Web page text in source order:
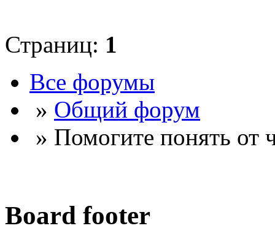
Страниц: 1
Все форумы
» Общий форум
» Помогите понять от
Board footer